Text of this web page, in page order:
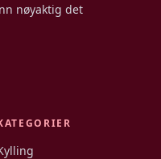
nøyaktig det